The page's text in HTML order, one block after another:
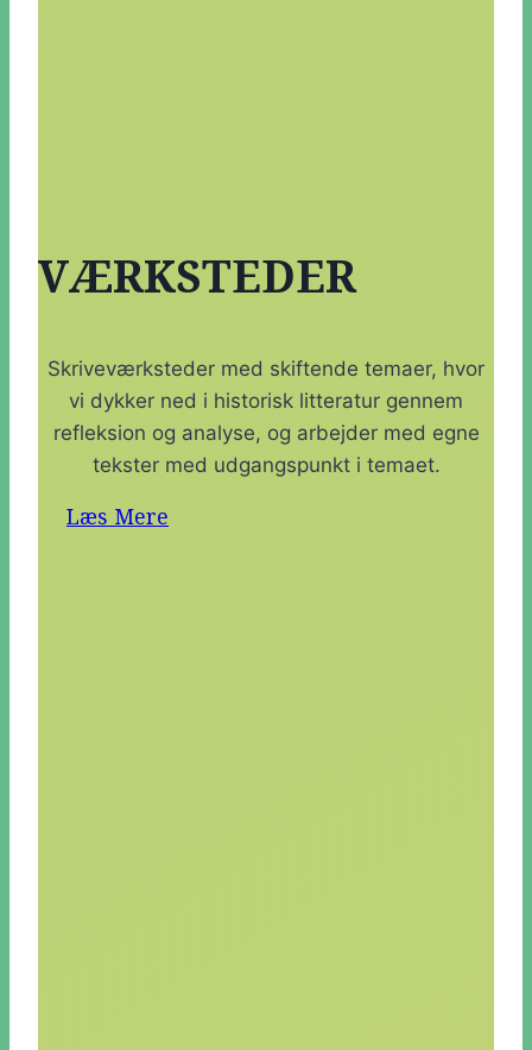
VÆRKSTEDER
Skriveværksteder med skiftende temaer, hvor
vi dykker ned i historisk litteratur gennem
refleksion og analyse, og arbejder med egne
tekster med udgangspunkt i temaet.
Læs Mere